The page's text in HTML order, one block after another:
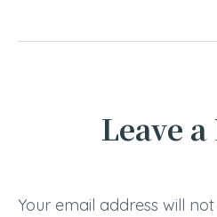
Leave
Your email address will